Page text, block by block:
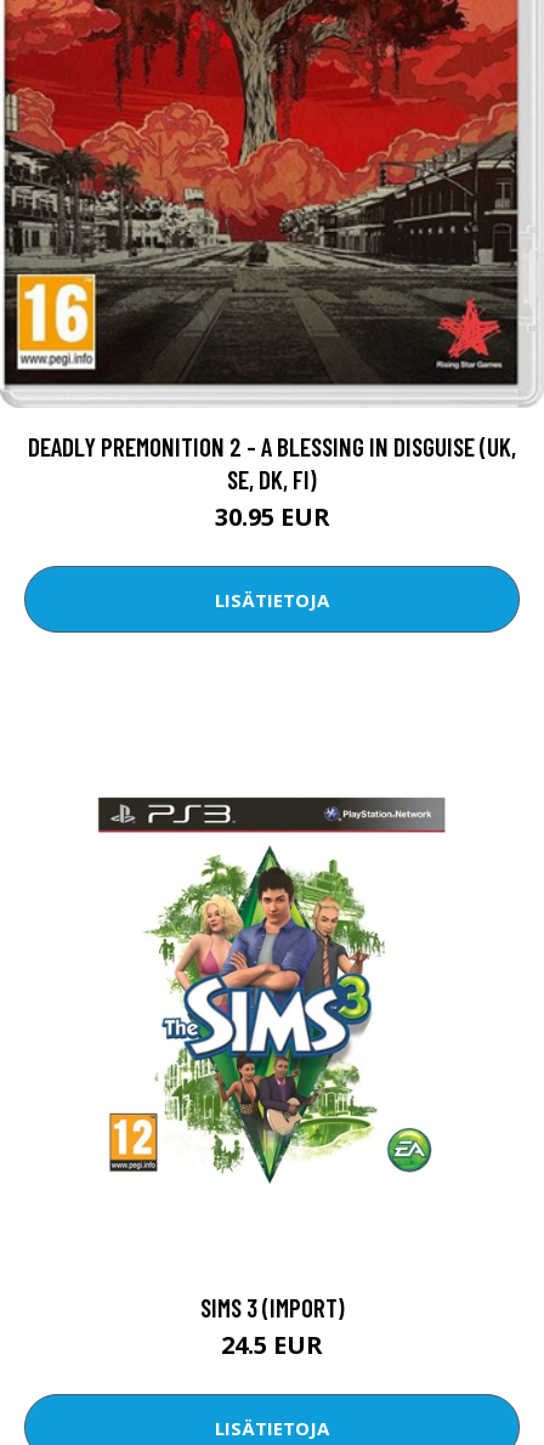
DEADLY PREMONITION 2 - A BLESSING IN DISGUISE (UK,
SE, DK, FI)
30.95 EUR
LISÄTIETOJA
SIMS 3 (IMPORT)
24.5 EUR
LISÄTIETOJA